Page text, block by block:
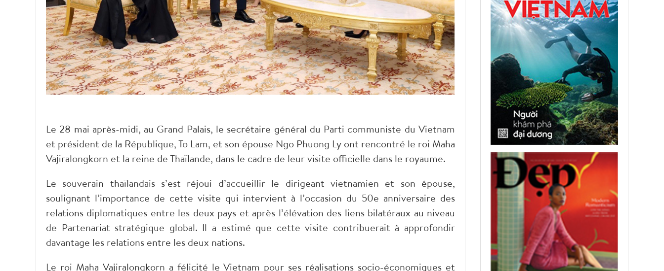
Le 28 mai après-midi, au Grand Palais, le secrétaire général du Parti communiste du Vietnam
et président de la République, To Lam, et son épouse Ngo Phuong Ly ont rencontré le roi Maha
Vajiralongkorn et la reine de Thaïlande, dans le cadre de leur visite officielle dans le royaume.
Le souverain thaïlandais s’est réjoui d’accueillir le dirigeant vietnamien et son épouse,
soulignant l’importance de cette visite qui intervient à l’occasion du 50e anniversaire des
relations diplomatiques entre les deux pays et après l’élévation des liens bilatéraux au niveau
de Partenariat stratégique global. Il a estimé que cette visite contribuerait à approfondir
davantage les relations entre les deux nations.
Le roi Maha Vajiralongkorn a félicité le Vietnam pour ses réalisations socio-économiques et